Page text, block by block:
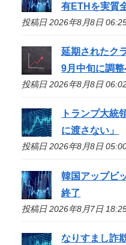
有ETHを実質
投稿日 2026年8月8日
延期されたク
9月中旬に調
投稿日 2026年8月8日
トランプ大統
に渡さない」
投稿日 2026年8月8日
韓国アップビ
終了
投稿日 2026年8月7日
なりすまし詐